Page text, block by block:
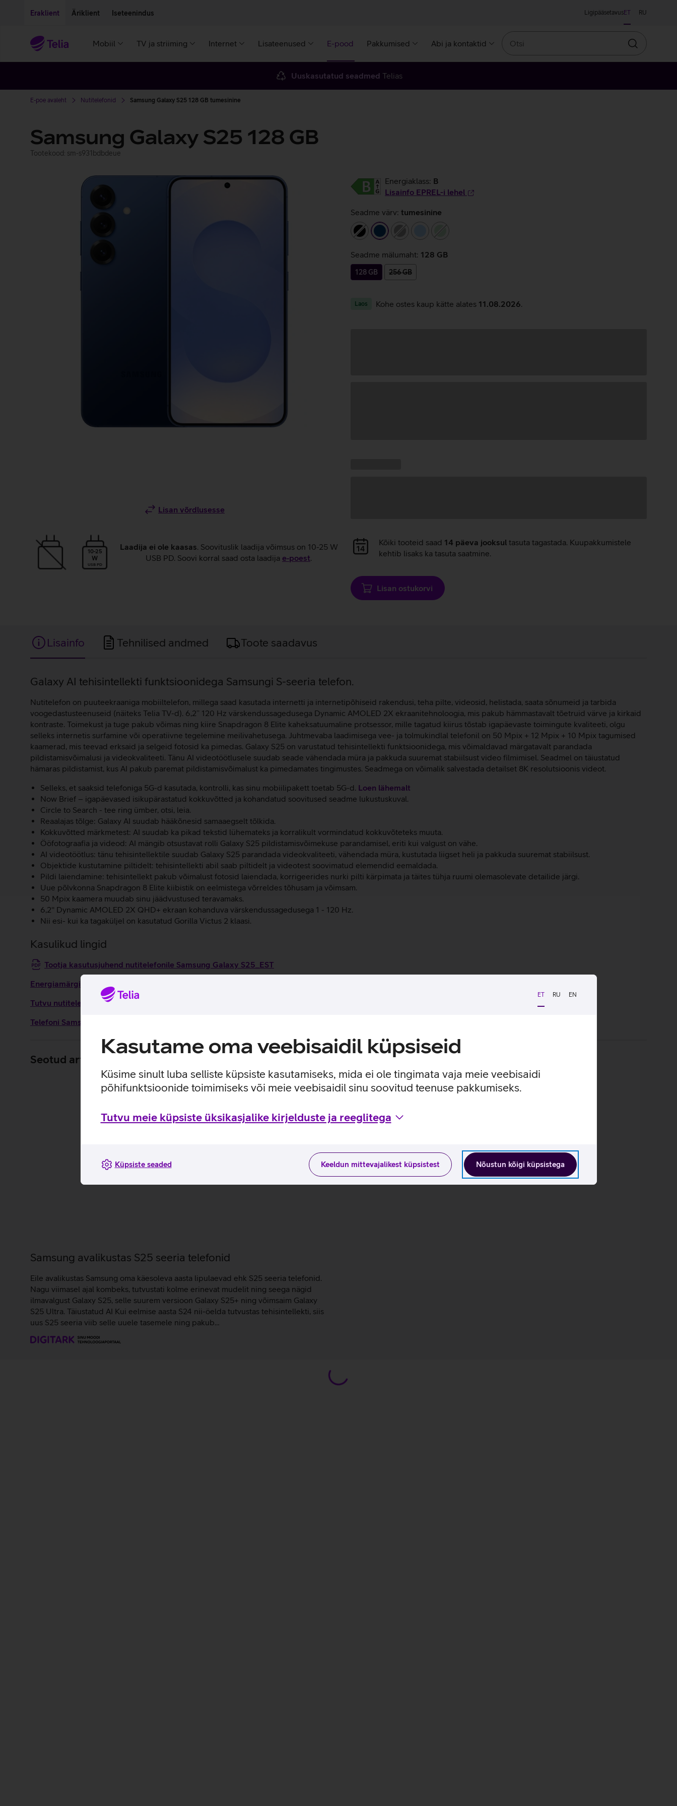
ET RU EN
Kasutame oma veebisaidil küpsiseid
Küsime sinult luba selliste küpsiste kasutamiseks, mida ei ole tingimata vaja meie veebisaidi
põhifunktsioonide toimimiseks või meie veebisaidil sinu soovitud teenuse pakkumiseks.
Tutvu meie küpsiste üksikasjalike kirjelduste ja reeglitega
Nõustun kõigi küpsistega
Keeldun mittevajalikest küpsistest
Küpsiste seaded
Eraklient Äriklient Iseteenindus LigipääsetavusET RU
Mobiil TV ja striiming Internet Lisateenused E-pood Pakkumised Abi ja kontaktid
Otsin
Uuskasutatud seadmed Telias
E-poe avaleht Nutitelefonid Samsung Galaxy S25 128 GB tumesinine
Samsung Galaxy S25 128 GB
Tootekood: sm-s931bdbdeue
Lisan võrdlusesse
10-25
W
USB PD
Laadija ei ole kaasas. Soovituslik laadija võimsus on 10-25 W
USB PD. Soovi korral saad osta laadija e‑poest.
Energiaklass: B
Lisainfo EPREL-i lehel
Seadme värv: tumesinine
must
tumesinine
hall helesinineheleroheline
Seadme mälumaht: 128 GB
128 GB 256 GB
Laos Kohe ostes kaup kätte alates 11.08.2026
Andmete
laadimine
Kõiki tooteid saad 14 päeva jooksul tasuta tagastada. Kuupakkumistele
kehtib lisaks ka tasuta saatmine.
Lisan ostukorvi
Lisainfo Tehnilised andmed Toote saadavus
Lisainfo
Galaxy AI tehisintellekti funktsioonidega Samsungi S-seeria telefon.
Nutitelefon on puuteekraaniga mobiiltelefon, millega saad kasutada internetti ja internetipõhiseid rakendusi, teha pilte, videosid, helistada, saata sõnumeid ja tarbida
voogedastusteenuseid (näiteks Telia TV-d). 6,2’’ 120 Hz värskendussagedusega Dynamic AMOLED 2X ekraanitehnoloogia, mis pakub hämmastavalt tõetruid värve ja kirkaid
kontraste. Toimekust ja tuge pakub võimas ning kiire Snapdragon 8 Elite kaheksatuumaline protsessor, mille tagatud kiirus tõstab igapäevaste toimingute kvaliteeti, olgu
selleks internetis surfamine või operatiivne tegelemine meilivahetusega. Juhtmevaba laadimisega vee- ja tolmukindlal telefonil on 50 Mpix + 12 Mpix + 10 Mpix tagumised
kaamerad, mis teevad erksaid ja selgeid fotosid ka pimedas. Galaxy S25 on varustatud tehisintellekti funktsioonidega, mis võimaldavad märgatavalt parandada
pildistamisvõimalusi ja videokvaliteeti. Tänu AI videotöötlusele suudab seade vähendada müra ja pakkuda suuremat stabiilsust video filmimisel. Seadmel on täiustatud
hämaras pildistamist, kus AI pakub paremat pildistamisvõimalust ka pimedamates tingimustes. Seadmega on võimalik salvestada detailset 8K resolutsioonis videot.
Selleks, et saaksid telefoniga 5G-d kasutada, kontrolli, kas sinu mobiilipakett toetab 5G-d. Loen lähemalt
Now Brief – igapäevased isikupärastatud kokkuvõtted ja kohandatud soovitused seadme lukustuskuval.
Circle to Search - tee ring ümber, otsi, leia.
Reaalajas tõlge: Galaxy AI suudab hääkõnesid samaaegselt tõlkida.
Kokkuvõtted märkmetest: AI suudab ka pikad tekstid lühemateks ja korralikult vormindatud kokkuvõteteks muuta.
Ööfotograafia ja videod: AI mängib otsustavat rolli Galaxy S25 pildistamisvõimekuse parandamisel, eriti kui valgust on vähe.
AI videotöötlus: tänu tehisintellektile suudab Galaxy S25 parandada videokvaliteeti, vähendada müra, kustutada liigset heli ja pakkuda suuremat stabiilsust.
Objektide kustutamine piltidelt: tehisintellekti abil saab piltidelt ja videotest soovimatud elemendid eemaldada.
Pildi laiendamine: tehisintellekt pakub võimalust fotosid laiendada, korrigeerides nurki pilti kärpimata ja täites tühja ruumi olemasolevate detailide järgi.
Uue põlvkonna Snapdragon 8 Elite kiibistik on eelmistega võrreldes tõhusam ja võimsam.
50 Mpix kaamera muudab sinu jäädvustused teravamaks.
6,2'' Dynamic AMOLED 2X QHD+ ekraan kohanduva värskendussagedusega 1 - 120 Hz.
Nii esi- kui ka tagaküljel on kasutatud Gorilla Victus 2 klaasi.
Kasulikud lingid
Tootja kasutusjuhend nutitelefonile Samsung Galaxy S25_EST
Energiamärgis
Tutvu nutitelefoni Samsung Galaxy S25 omaduste ja kasutusviisidega tootja kodulehel
Telefoni Samsung Galaxy S25 seadistamise juhised
Seotud artiklid ja videod
Samsung avalikustas S25 seeria telefonid
Eile avalikustas Samsung oma käesoleva aasta lipulaevad ehk S25 seeria telefonid.
Nagu viimasel ajal kombeks, tutvustati kolme erinevat mudelit ning seega nägid
ilmavalgust Galaxy S25, selle suurem versioon Galaxy S25+ ning võimsaim Galaxy
S25 Ultra. Täiustatud AI Kui eelmise aasta S24 nii-öelda tutvustas tehisintellekti, siis
uus S25 seeria viib selle uuele tasemele ning pakub…